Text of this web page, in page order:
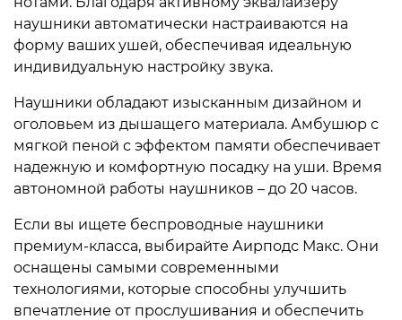
наушники автоматически настраиваются на
форму ваших ушей, обеспечивая идеальную
индивидуальную настройку звука.
Наушники обладают изысканным дизайном и
оголовьем из дышащего материала. Амбушюр с
мягкой пеной с эффектом памяти обеспечивает
надежную и комфортную посадку на уши. Время
автономной работы наушников – до 20 часов.
Если вы ищете беспроводные наушники
премиум-класса, выбирайте Аирподс Макс. Они
оснащены самыми современными
технологиями, которые способны улучшить
впечатление от прослушивания и обеспечить